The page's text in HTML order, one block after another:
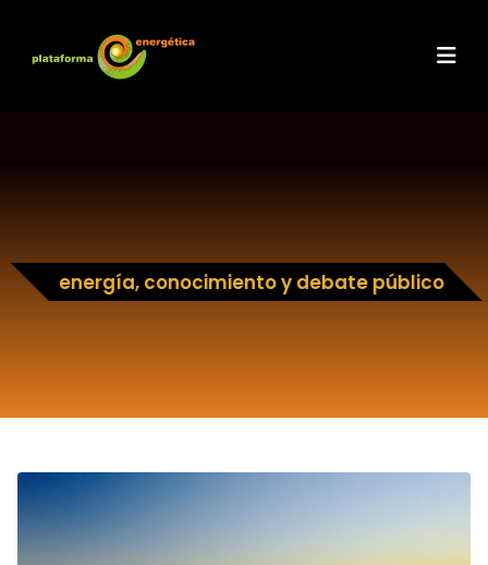
energía, conocimiento y debate público